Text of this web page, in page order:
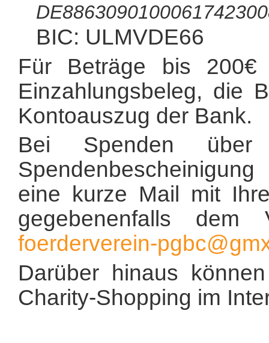
BIC: ULMVDE66
Für Beträge bis 200€
Einzahlungsbeleg, die
Kontoauszug der Bank.
Bei Spenden
eine kurze Mail mit
gegebenenfalls
foerderverein-
Darüber hinaus
Charity-Shopping im